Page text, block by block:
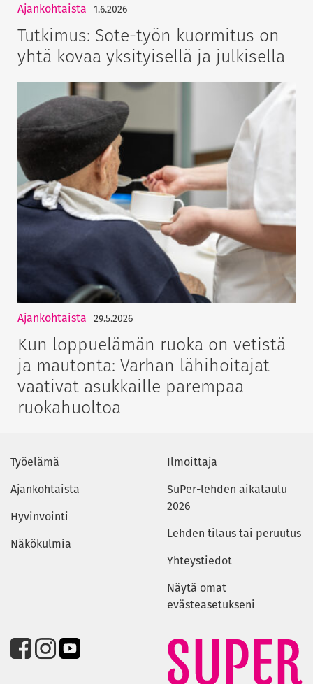
Ajankohtaista 1.6.2026
Tutkimus: Sote-työn kuormitus on
yhtä kovaa yksityisellä ja julkisella
Ajankohtaista 29.5.2026
Kun loppuelämän ruoka on vetistä
ja mautonta: Varhan lähihoitajat
vaativat asukkaille parempaa
ruokahuoltoa
Työelämä
Ajankohtaista
Hyvinvointi
Näkökulmia
Ilmoittaja
SuPer-lehden aikataulu
2026
Lehden tilaus tai peruutus
Yhteystiedot
Näytä omat
evästeasetukseni